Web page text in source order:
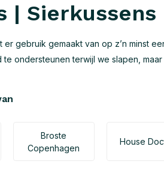
| Sierkussens
gebruik gemaakt van op z’n minst
ondersteunen terwijl we slapen, maar
Broste
Copenhagen
House